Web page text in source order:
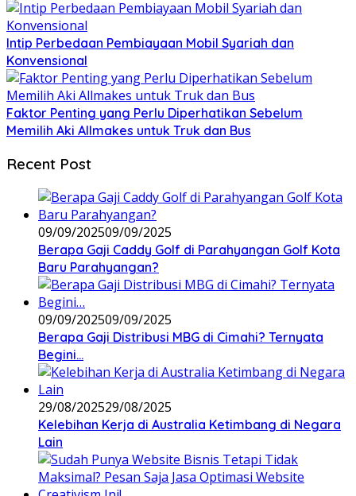
Intip Perbedaan Pembiayaan Mobil Syariah dan
Konvensional
Faktor Penting yang Perlu Diperhatikan Sebelum
Memilih Aki Allmakes untuk Truk dan Bus
Recent Post
09/09/202509/09/2025
Berapa Gaji Caddy Golf di Parahyangan Golf Kota
Baru Parahyangan?
09/09/202509/09/2025
Berapa Gaji Distribusi MBG di Cimahi? Ternyata
Begini…
29/08/202529/08/2025
Kelebihan Kerja di Australia Ketimbang di Negara
Lain